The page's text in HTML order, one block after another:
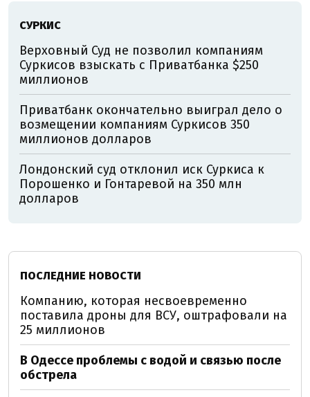
СУРКИС
Верховный Суд не позволил компаниям
Суркисов взыскать с Приватбанка $250
миллионов
Приватбанк окончательно выиграл дело о
возмещении компаниям Суркисов 350
миллионов долларов
Лондонский суд отклонил иск Суркиса к
Порошенко и Гонтаревой на 350 млн
долларов
ПОСЛЕДНИЕ НОВОСТИ
Компанию, которая несвоевременно
поставила дроны для ВСУ, оштрафовали на
25 миллионов
В Одессе проблемы с водой и связью после
обстрела